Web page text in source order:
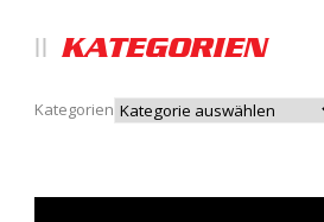
KATEGORIEN
Kategorien